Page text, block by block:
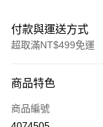
付款與運送方式
超取滿NT$499免運
信用卡一次付款
ATM付款
商品特色
商品編號